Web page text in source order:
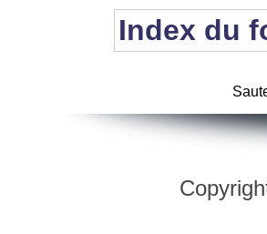
Index du